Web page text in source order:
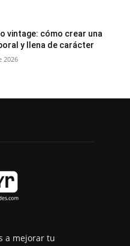
vintage: cómo crear una
y llena de carácter
2026
a mejorar tu